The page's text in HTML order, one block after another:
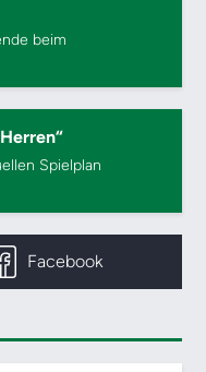
beim
Spielplan
Facebook